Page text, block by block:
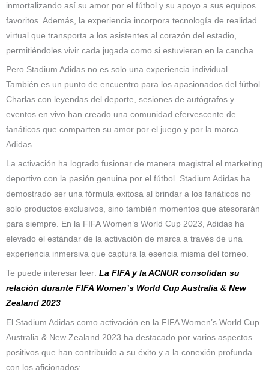
inmortalizando así su amor por el fútbol y su apoyo a sus equipos
favoritos. Además, la experiencia incorpora tecnología de realidad
virtual que transporta a los asistentes al corazón del estadio,
permitiéndoles vivir cada jugada como si estuvieran en la cancha.
Pero Stadium Adidas no es solo una experiencia individual.
También es un punto de encuentro para los apasionados del fútbol.
Charlas con leyendas del deporte, sesiones de autógrafos y
eventos en vivo han creado una comunidad efervescente de
fanáticos que comparten su amor por el juego y por la marca
Adidas.
La activación ha logrado fusionar de manera magistral el marketing
deportivo con la pasión genuina por el fútbol. Stadium Adidas ha
demostrado ser una fórmula exitosa al brindar a los fanáticos no
solo productos exclusivos, sino también momentos que atesorarán
para siempre. En la FIFA Women’s World Cup 2023, Adidas ha
elevado el estándar de la activación de marca a través de una
experiencia inmersiva que captura la esencia misma del torneo.
Te puede interesar leer: La FIFA y la ACNUR consolidan su
relación durante FIFA Women’s World Cup Australia & New
Zealand 2023
El Stadium Adidas como activación en la FIFA Women’s World Cup
Australia & New Zealand 2023 ha destacado por varios aspectos
positivos que han contribuido a su éxito y a la conexión profunda
con los aficionados: